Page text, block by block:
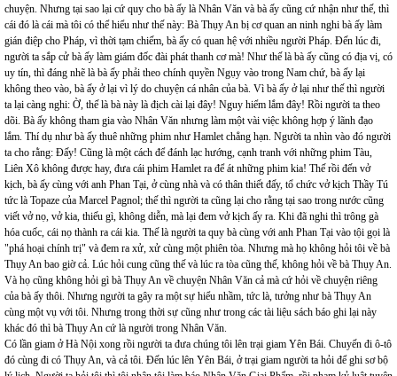
chuyện. Nhưng tại sao lại cứ quy cho bà ấy là Nhân Văn và bà ấy cũng cứ nhận như thế, thì
cái đó là cái mà tôi có thể hiểu như thế này: Bà Thụy An bị cơ quan an ninh nghi bà ấy làm
gián điệp cho Pháp, vì thời tạm chiếm, bà ấy có quan hệ với nhiều người Pháp. Đến lúc đi,
người ta sắp cử bà ấy làm giám đốc đài phát thanh cơ mà! Như thế là bà ấy cũng có địa vị, có
uy tín, thì đáng nhẽ là bà ấy phải theo chính quyền Ngụy vào trong Nam chứ, bà ấy lại
không theo vào, bà ấy ở lại vì lý do chuyện cá nhân của bà. Vì bà ấy ở lại như thế thì người
ta lại càng nghi: Ờ, thế là bà này là địch cài lại đây! Nguy hiểm lắm đây! Rồi người ta theo
dõi. Bà ấy không tham gia vào Nhân Văn nhưng làm một vài việc không hợp ý lãnh đạo
lắm. Thí dụ như bà ấy thuê những phim như Hamlet chẳng hạn. Người ta nhìn vào đó người
ta cho rằng: Đấy! Cũng là một cách để đánh lạc hướng, cạnh tranh với những phim Tàu,
Liên Xô không được hay, đưa cái phim Hamlet ra để át những phim kia! Thế rồi đến vở
kịch, bà ấy cùng với anh Phan Tại, ở cùng nhà và có thân thiết đấy, tổ chức vở kịch Thầy Tú
tức là Topaze của Marcel Pagnol; thế thì người ta cũng lại cho rằng tại sao trong nước cũng
viết vở nọ, vở kia, thiếu gì, không diễn, mà lại đem vở kịch ấy ra. Khi đã nghi thì trông gà
hóa cuốc, cái nọ thành ra cái kia. Thế là người ta quy bà cùng với anh Phan Tại vào tội gọi là
"phá hoại chính trị" và đem ra xử, xử cùng một phiên tòa. Nhưng mà họ không hỏi tôi về bà
Thụy An bao giờ cả. Lúc hỏi cung cũng thế và lúc ra tòa cũng thế, không hỏi về bà Thụy An.
Và họ cũng không hỏi gì bà Thụy An về chuyện Nhân Văn cả mà cứ hỏi về chuyện riêng
của bà ấy thôi. Nhưng người ta gây ra một sự hiểu nhầm, tức là, tưởng như bà Thụy An
cùng một vụ với tôi. Nhưng trong thời sự cũng như trong các tài liệu sách báo ghi lại này
khác đó thì bà Thụy An cứ là người trong Nhân Văn.
Có lần giam ở Hà Nội xong rồi người ta đưa chúng tôi lên trại giam Yên Bái. Chuyến đi ô-tô
đó cùng đi có Thụy An, và cả tôi. Đến lúc lên Yên Bái, ở trại giam người ta hỏi để ghi sơ bộ